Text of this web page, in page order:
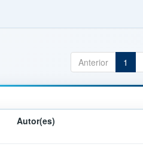
Anterior 1
Autor(es)